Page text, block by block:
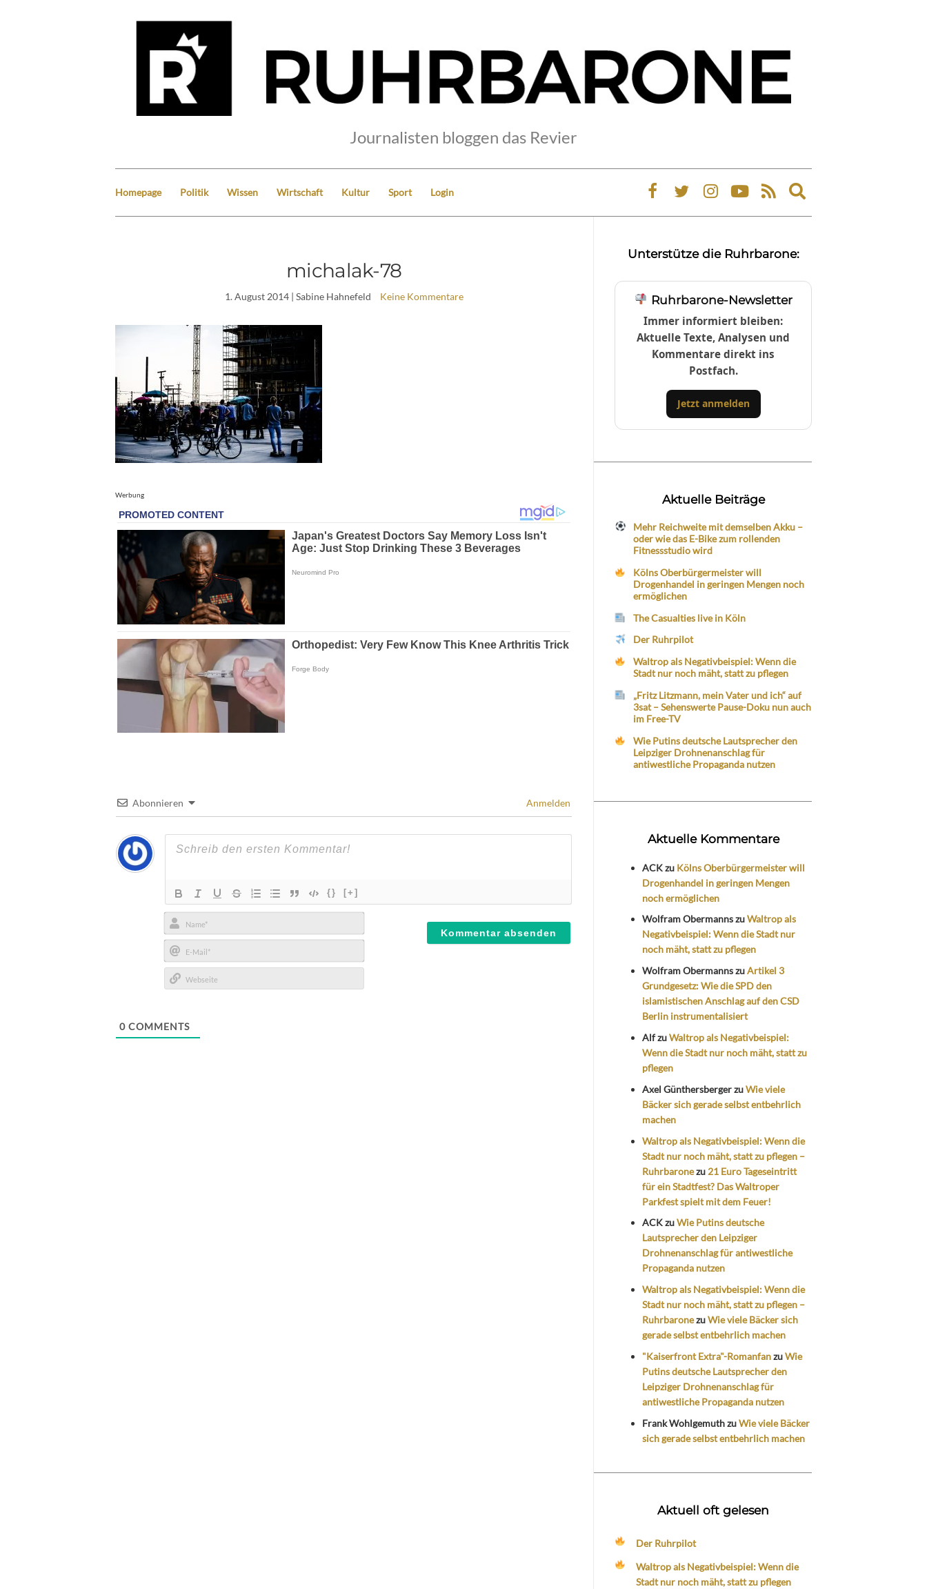
Journalisten bloggen das Revier
Homepage Politik Wissen Wirtschaft Kultur Sport Login
Expand
search
michalak-78
1. August 2014| Sabine Hahnefeld Keine Kommentare
Werbung
Abonnieren Anmelden
{} [+]
Name*
E-
Mail*
0 COMMENTS
Unterstütze die Ruhrbarone:
Ruhrbarone-Newsletter
Immer informiert bleiben:
Aktuelle Texte, Analysen und
Kommentare direkt ins
Postfach.
Jetzt anmelden
Aktuelle Beiträge
Mehr Reichweite mit demselben Akku –
oder wie das E-Bike zum rollenden
Fitnessstudio wird
Kölns Oberbürgermeister will
Drogenhandel in geringen Mengen noch
ermöglichen
The Casualties live in Köln
Der Ruhrpilot
Waltrop als Negativbeispiel: Wenn die
Stadt nur noch mäht, statt zu pflegen
„Fritz Litzmann, mein Vater und ich“ auf
3sat – Sehenswerte Pause-Doku nun auch
im Free-TV
Wie Putins deutsche Lautsprecher den
Leipziger Drohnenanschlag für
antiwestliche Propaganda nutzen
Aktuelle Kommentare
ACKzu Kölns Oberbürgermeister will
Drogenhandel in geringen Mengen
noch ermöglichen
Wolfram ObermannszuWaltrop als
Negativbeispiel: Wenn die Stadt nur
noch mäht, statt zu pflegen
Wolfram ObermannszuArtikel 3
Grundgesetz: Wie die SPD den
islamistischen Anschlag auf den CSD
Berlin instrumentalisiert
AlfzuWaltrop als Negativbeispiel:
Wenn die Stadt nur noch mäht, statt zu
pflegen
Axel GünthersbergerzuWie viele
Bäcker sich gerade selbst entbehrlich
machen
Waltrop als Negativbeispiel: Wenn die
Stadt nur noch mäht, statt zu pflegen –
Ruhrbaronezu 21 Euro Tageseintritt
für ein Stadtfest? Das Waltroper
Parkfest spielt mit dem Feuer!
ACKzuWie Putins deutsche
Lautsprecher den Leipziger
Drohnenanschlag für antiwestliche
Propaganda nutzen
Waltrop als Negativbeispiel: Wenn die
Stadt nur noch mäht, statt zu pflegen –
RuhrbaronezuWie viele Bäcker sich
gerade selbst entbehrlich machen
"Kaiserfront Extra"-RomanfanzuWie
Putins deutsche Lautsprecher den
Leipziger Drohnenanschlag für
antiwestliche Propaganda nutzen
Frank WohlgemuthzuWie viele Bäcker
sich gerade selbst entbehrlich machen
Aktuell oft gelesen
Der Ruhrpilot
Waltrop als Negativbeispiel: Wenn die
Stadt nur noch mäht, statt zu pflegen